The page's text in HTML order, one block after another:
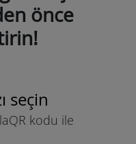
önce
seçin
QR kodu ile